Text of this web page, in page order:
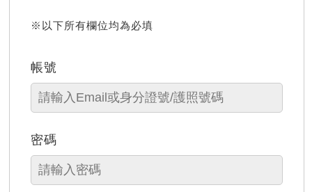
※以下所有欄位均為必填
帳號
密碼